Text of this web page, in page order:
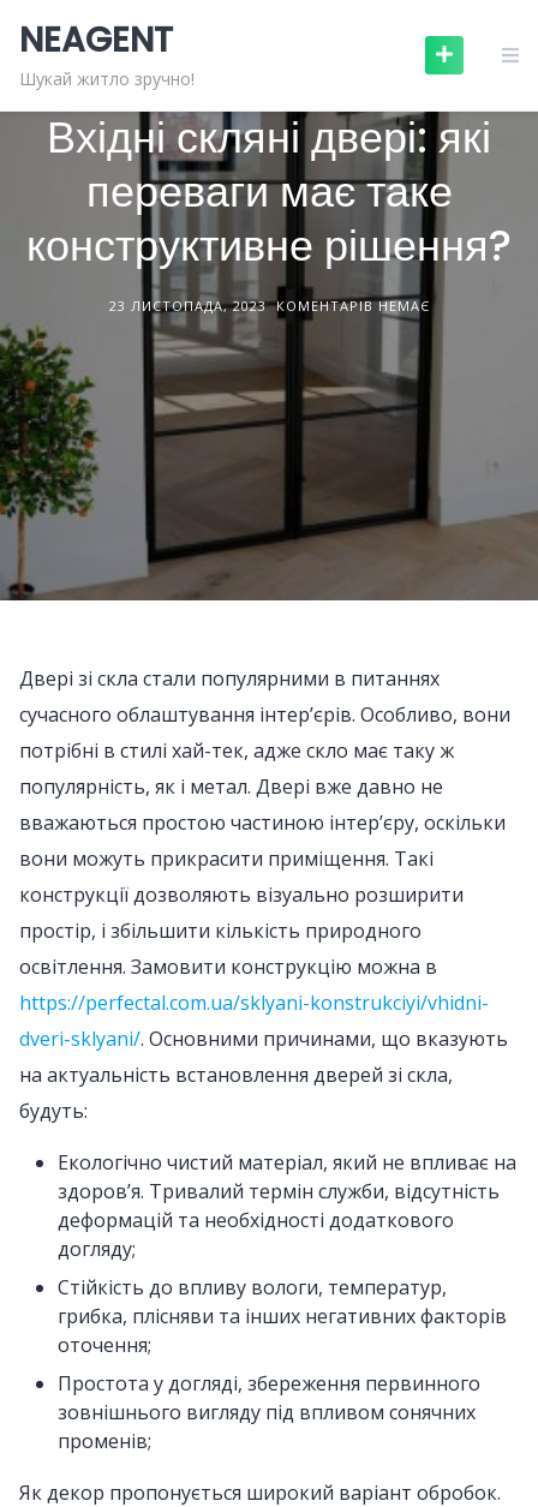
content
NEAGENT
Шукай житло зручно!ДИЗАЙН ІНТЕРʼЄРІВ
Вхідні скляні двері: які
переваги має таке
конструктивне рішення?
23 ЛИСТОПАДА, 2023 КОМЕНТАРІВ НЕМАЄ
Двері зі скла стали популярними в питаннях
сучасного облаштування інтер’єрів. Особливо, вони
потрібні в стилі хай-тек, адже скло має таку ж
популярність, як і метал. Двері вже давно не
вважаються простою частиною інтер’єру, оскільки
вони можуть прикрасити приміщення. Такі
конструкції дозволяють візуально розширити
простір, і збільшити кількість природного
освітлення. Замовити конструкцію можна в
https://perfectal.com.ua/sklyani-konstrukciyi/vhidni-
dveri-sklyani/. Основними причинами, що вказують
на актуальність встановлення дверей зі скла,
будуть:
Екологічно чистий матеріал, який не впливає на
здоров’я. Тривалий термін служби, відсутність
деформацій та необхідності додаткового
догляду;
Стійкість до впливу вологи, температур,
грибка, плісняви та інших негативних факторів
оточення;
Простота у догляді, збереження первинного
зовнішнього вигляду під впливом сонячних
променів;
Як декор пропонується широкий варіант обробок.